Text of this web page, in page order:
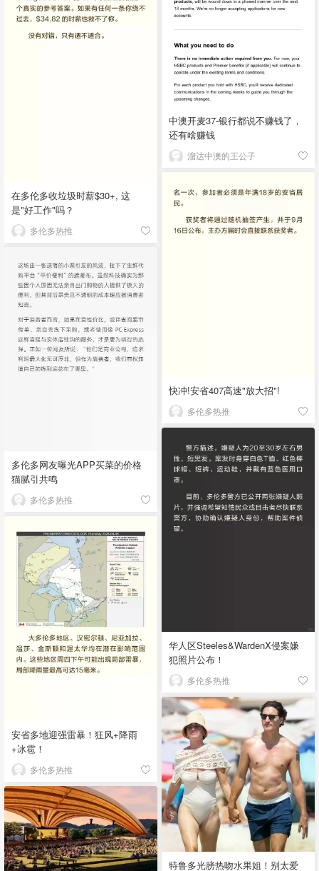
中澳开麦37-银行都说不赚钱了，
还有啥赚钱
溜达中澳的王公子
在多伦多收垃圾时薪$30+, 这
是"好工作"吗？
多伦多热推
快冲!安省407高速"放大招"!
多伦多热推
多伦多网友曝光APP买菜的价格
猫腻引共鸣
多伦多热推
华人区Steeles&WardenX侵案嫌
犯照片公布！
多伦多热推
安省多地迎强雷暴！狂风+降雨
+冰雹！
多伦多热推
特鲁多光膀热吻水果姐！别太爱